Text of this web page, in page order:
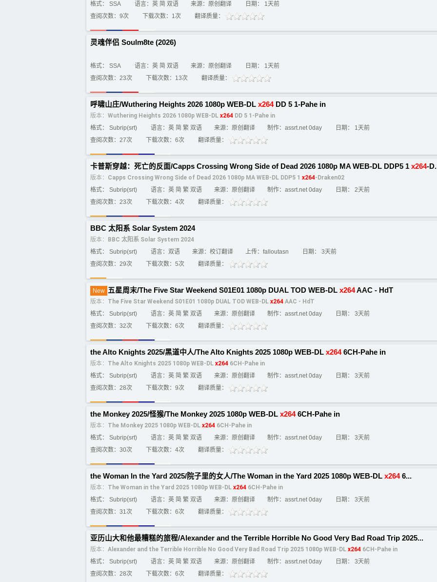
格式： SSA 语言：英 简 双语 来源：原创翻译
日期： 1天前
查阅次数：9次
下载次数：1次 翻译质量：
灵魂伴侣 Soulm8te (2026)
格式： SSA 语言：英 简 双语 来源：原创翻译
日期： 1天前
查阅次数：23次
下载次数：13次 翻译质量：
呼啸山庄/Wuthering Heights 2026 1080p WEB-DL x264DD 5 1-Pahe in
版本： Wuthering Heights 2026 1080p WEB-DL x264 DD 5 1-Pahe in
格式： Subrip(srt)
语言：英 简 繁 双语 来源：原创翻译 制作：assrt.net 0day
日期： 1天前
查阅次数：27次
下载次数：6次 翻译质量：
卡普斯穿越：死亡的反面/Capps Crossing Wrong Side of Dead 2026 1080p MA WEB-DL DDP5 1 x264-
版本： Capps Crossing Wrong Side of Dead 2026 1080p MA WEB-DL DDP5 1 x264-Draken02
格式： Subrip(srt)
语言：英 简 繁 双语 来源：原创翻译 制作：assrt.net 0day
日期： 2天前
查阅次数：23次
下载次数：4次 翻译质量：
BBC 太阳系 Solar System 2024
版本：
BBC 太阳系 Solar System 2024
格式： Subrip(srt)
语言：双语 来源：校订翻译 上传：falloutasn
日期： 3天前
查阅次数：29次
下载次数：5次 翻译质量：
New 五星周末/The Five Star Weekend S01E01 1080p DUAL TOD WEB-DL x264AAC - HdT
版本： The Five Star Weekend S01E01 1080p DUAL TOD WEB-DL x264 AAC - HdT
格式： Subrip(srt)
语言：英 简 繁 双语 来源：原创翻译 制作：assrt.net 0day
日期： 3天前
查阅次数：32次
下载次数：6次 翻译质量：
the Alto Knights 2025/黑道中人/The Alto Knights 2025 1080p WEB-DL x2646CH-Pahe in
版本： The Alto Knights 2025 1080p WEB-DL x264 6CH-Pahe in
格式： Subrip(srt)
语言：英 简 繁 双语 来源：原创翻译 制作：assrt.net 0day
日期： 3天前
查阅次数：28次
下载次数：9次 翻译质量：
the Monkey 2025/怪猴/The Monkey 2025 1080p WEB-DL x2646CH-Pahe in
版本： The Monkey 2025 1080p WEB-DL x264 6CH-Pahe in
格式： Subrip(srt)
语言：英 简 繁 双语 来源：原创翻译 制作：assrt.net 0day
日期： 3天前
查阅次数：30次
下载次数：4次 翻译质量：
the Woman In the Yard 2025/院子里的女人/The Woman in the Yard 2025 1080p WEB-DL x2646...
版本： The Woman in the Yard 2025 1080p WEB-DL x264 6CH-Pahe in
格式： Subrip(srt)
语言：英 简 繁 双语 来源：原创翻译 制作：assrt.net 0day
日期： 3天前
查阅次数：31次
下载次数：6次 翻译质量：
亚历山大和他最糟糕的旅程/Alexander and the Terrible Horrible No Good Very Bad Road Trip 2025...
版本： Alexander and the Terrible Horrible No Good Very Bad Road Trip 2025 1080p WEB-DL x264 6CH-Pahe in
格式： Subrip(srt)
语言：英 简 繁 双语 来源：原创翻译 制作：assrt.net 0day
日期： 3天前
查阅次数：28次
下载次数：6次 翻译质量：